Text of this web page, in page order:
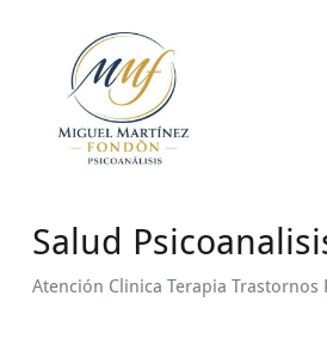
contenido
Salud
Atención Clinica Terapia Trastornos